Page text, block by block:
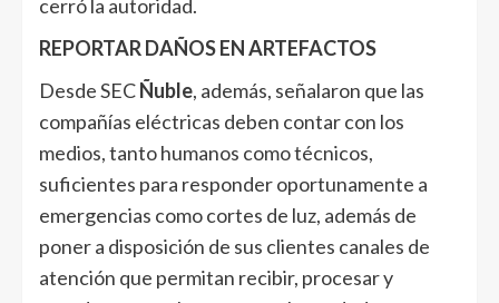
cerró la autoridad.
REPORTAR DAÑOS EN ARTEFACTOS
Desde SECÑuble, además, señalaron que las
compañías eléctricas deben contar con los
medios, tanto humanos como técnicos,
suficientes para responder oportunamente a
emergencias como cortes de luz, además de
poner a disposición de sus clientes canales de
atención que permitan recibir, procesar y